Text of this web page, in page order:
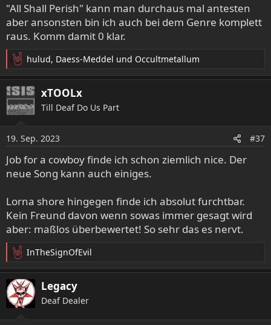
"All Shall Perish" kann man durchaus mal antesten
aber ansonsten bin ich auch bei dem Genre komplett
raus. Komm damit 0 klar.
R
e
a
k
t
n
e
n
:
hulud, Daess-Meddel und Occultmetallum
xTOOLx
Till Deaf Do Us Part
19. Sep. 2023 #37
Job for a cowboy finde ich schon ziemlich nice. Der
neue Song kann auch einiges.
Lorna shore hingegen finde ich absolut furchtbar.
Kein Freund davon wenn sowas immer gesagt wird
aber: maßlos überbewertet! So sehr das es nervt.
R
e
a
k
t
InTheSignOfEvil
Legacy
Deaf Dealer